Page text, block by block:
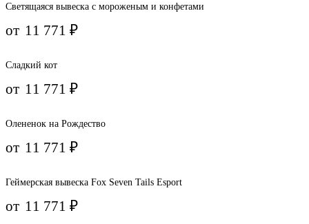
Светящаяся вывеска с мороженым и конфетами
от 11 771₽
Сладкий кот
от 11 771₽
Олененок на Рождество
от 11 771₽
Геймерская вывеска Fox Seven Tails Esport
от 11 771₽